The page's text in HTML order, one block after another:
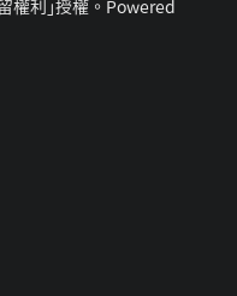
權利｣授權。Powered